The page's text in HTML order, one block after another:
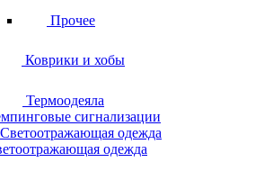
Прочее
Коврики и хобы
Термоодеяла
сигнализации
одежда